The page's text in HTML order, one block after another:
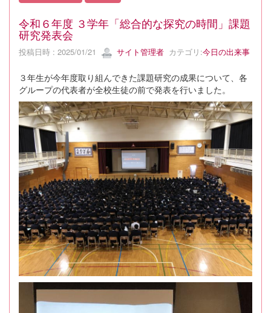
令和６年度 ３学年「総合的な探究の時間」課題
研究発表会
投稿日時 : 2025/01/21 サイト管理者 カテゴリ:今日の出来事
３年生が今年度取り組んできた課題研究の成果について、各
グループの代表者が全校生徒の前で発表を行いました。